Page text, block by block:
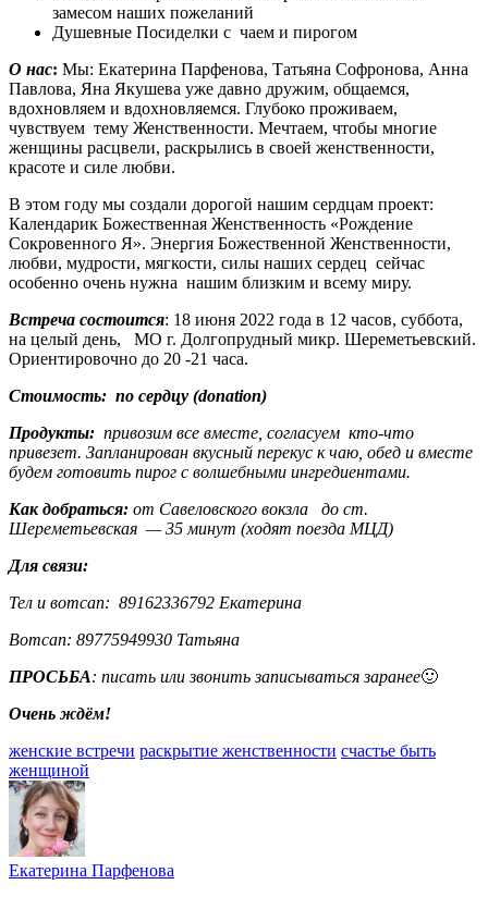
замесом наших пожеланий
Душевные Посиделки с чаем и пирогом
О нас: Мы: Екатерина Парфенова, Татьяна Софронова, Анна
Павлова, Яна Якушева уже давно дружим, общаемся,
вдохновляем и вдохновляемся. Глубоко проживаем,
чувствуем тему Женственности. Мечтаем, чтобы многие
женщины расцвели, раскрылись в своей женственности,
красоте и силе любви.
В этом году мы создали дорогой нашим сердцам проект:
Календарик Божественная Женственность «Рождение
Сокровенного Я». Энергия Божественной Женственности,
любви, мудрости, мягкости, силы наших сердец сейчас
особенно очень нужна нашим близким и всему миру.
Встреча состоится: 18 июня 2022 года в 12 часов, суббота,
на целый день, МО г. Долгопрудный микр. Шереметьевский.
Ориентировочно до 20 -21 часа.
Стоимость: по сердцу (donation)
Продукты: привозим все вместе, согласуем кто-что
привезет. Запланирован вкусный перекус к чаю, обед и вместе
будем готовить пирог с волшебными ингредиентами.
Как добраться: от Савеловского вокзла до ст.
Шереметьевская — 35 минут (ходят поезда МЦД)
Для связи:
Тел и вотсап: 89162336792 Екатерина
Вотсап: 89775949930 Татьяна
ПРОСЬБА: писать или звонить записываться заранее🙂
Очень ждём!
женские встречи раскрытие женственности счастье быть
женщиной
Екатерина Парфенова